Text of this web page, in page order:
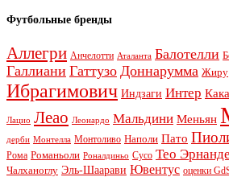
Футбольные бренды
Аллегри Анчелотти Аталанта Балотелли
Галлиани Гаттузо Доннарумма Жиру
Ибрагимович Индзаги Интер Кака
Лацио Леао Леонардо Мальдини Меньян
дерби Монтелла Монтоливо Наполи Пато
Рома Романьоли Роналдиньо Сусо Тео
Чалханоглу Эль-Шаарави Ювентус оценки